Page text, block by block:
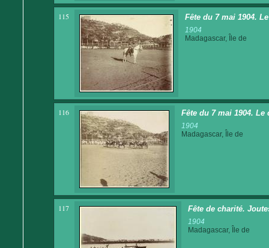
115 Fête du 7 mai 1904.
1904
Madagascar, Île de
116 Fête du 7 mai 1904. Le
1904
Madagascar, Île de
117 Fête de charité.
1904
Madagascar, Île de